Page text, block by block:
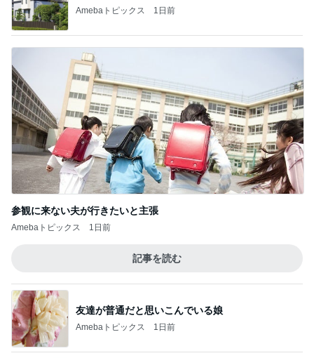
Amebaトピックス 1日前
参観に来ない夫が行きたいと主張
Amebaトピックス 1日前
記事を読む
友達が普通だと思いこんでいる娘
Amebaトピックス 1日前